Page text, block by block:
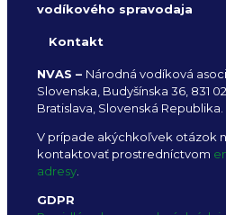
vodíkového spravodaja
Kontakt
NVAS – Národná vodíková
Slovenska, Budyšínska 36, 831 02
Bratislava, Slovenská Republika.
V prípade akýchkoľvek otázok
kontaktovať prostredníctvom
adresy.
GDPR